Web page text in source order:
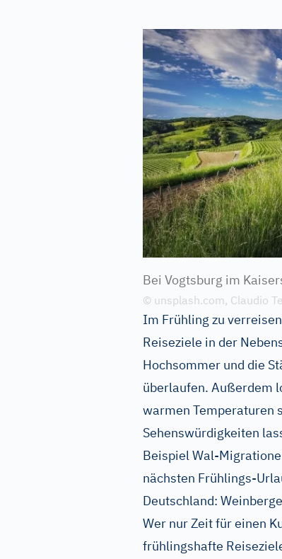
Bei Vogtsburg im
© unsplash.com, Claudio
Im Frühling zu
Reiseziele in der
Hochsommer und die
überlaufen. Außerdem
warmen Temperaturen
Sehenswürdigkeiten
Beispiel Wal-
nächsten Frühlings-
Deutschland:
Wer nur Zeit für einen
frühlingshafte